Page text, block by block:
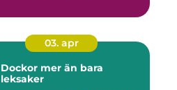
03. apr
Dockor mer än bara
leksaker